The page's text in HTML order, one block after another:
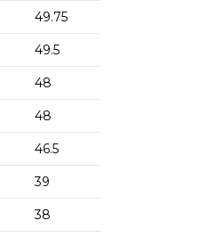
49.75
49.5
48
48
46.5
39
38